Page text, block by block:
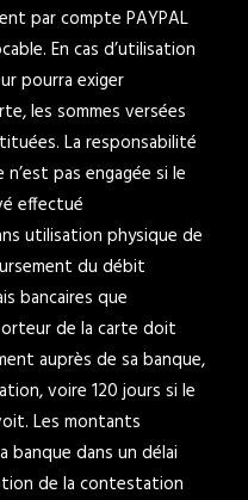
par compte PAYPAL
En cas d’utilisation
pourra exiger
les sommes versées
La responsabilité
pas engagée si le
effectué
utilisation physique de
du débit
bancaires que
de la carte doit
auprès de sa banque,
voire 120 jours si le
Les montants
banque dans un délai
de la contestation